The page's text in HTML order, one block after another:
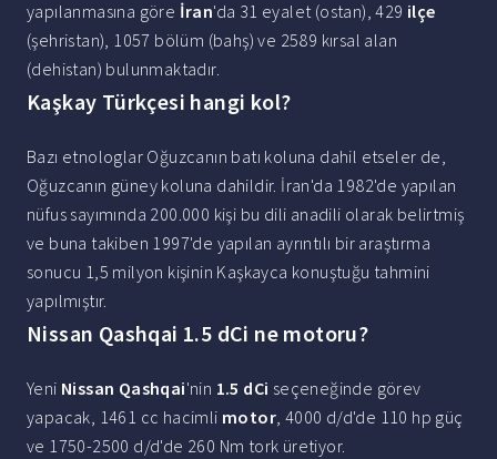
yapılanmasına göre İran'da 31 eyalet (ostan), 429 ilçe
(şehristan), 1057 bölüm (bahş) ve 2589 kırsal alan
(dehistan) bulunmaktadır.
Kaşkay Türkçesi hangi kol?
Bazı etnologlar Oğuzcanın batı koluna dahil etseler de,
Oğuzcanın güney koluna dahildir. İran'da 1982'de yapılan
nüfus sayımında 200.000 kişi bu dili anadili olarak belirtmiş
ve buna takiben 1997'de yapılan ayrıntılı bir araştırma
sonucu 1,5 milyon kişinin Kaşkayca konuştuğu tahmini
yapılmıştır.
Nissan Qashqai 1.5 dCi ne motoru?
Yeni Nissan Qashqai'nin 1.5 dCi seçeneğinde görev
yapacak, 1461 cc hacimli motor, 4000 d/d'de 110 hp güç
ve 1750-2500 d/d'de 260 Nm tork üretiyor.